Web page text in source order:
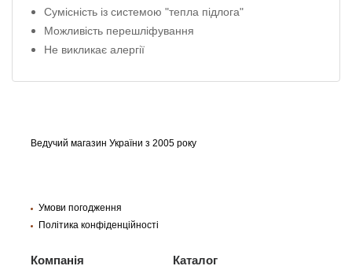
Сумісність із системою "тепла підлога"
Можливість перешліфування
Не викликає алергії
Ведучий магазин України з 2005 року
Умови погодження
Політика конфіденційності
Компанія Каталог